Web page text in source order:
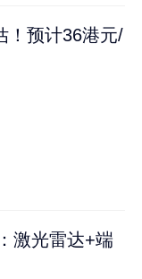
！预计36港元/
激光雷达+端